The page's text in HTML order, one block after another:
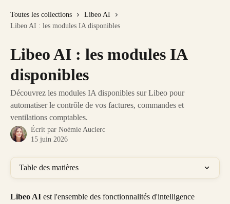
Toutes les collections
Libeo AI
Libeo AI : les modules IA disponibles
Libeo AI : les modules IA
disponibles
Découvrez les modules IA disponibles sur Libeo pour
automatiser le contrôle de vos factures, commandes et
ventilations comptables.
Écrit par Noémie Auclerc
15 juin 2026
Table des matières
Libeo AI est l'ensemble des fonctionnalités d'intelligence